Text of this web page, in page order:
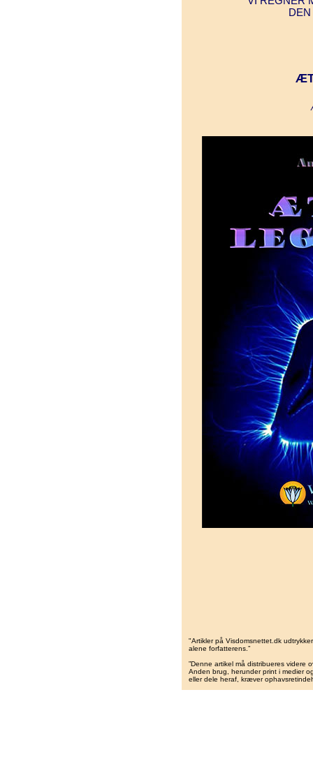
DEN
"Artikler på Visdomsnettet.dk
alene forfatterens.”
”Denne artikel må distribueres videre
Anden brug, herunder print i medier
eller dele heraf, kræver